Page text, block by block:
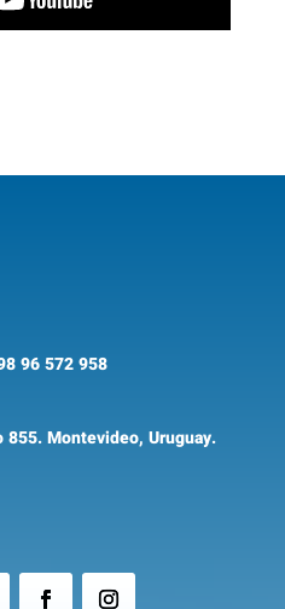
96 572 958
855. Montevideo, Uruguay.